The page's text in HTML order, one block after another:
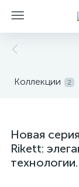
Коллекции 2
Новая
Rikett:
технологии.